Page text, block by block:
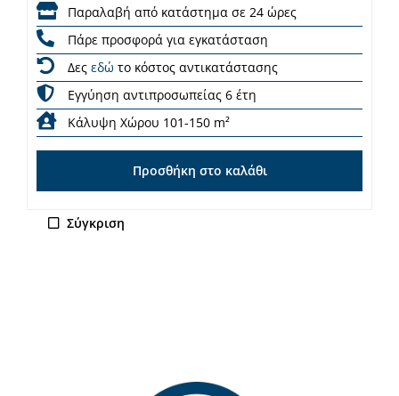
Παραλαβή από κατάστημα σε 24 ώρες
Πάρε προσφορά για εγκατάσταση
Δες εδώ το κόστος αντικατάστασης
Εγγύηση αντιπροσωπείας 6 έτη
Κάλυψη Χώρου 101-150 m²
Προσθήκη στο καλάθι
Σύγκριση